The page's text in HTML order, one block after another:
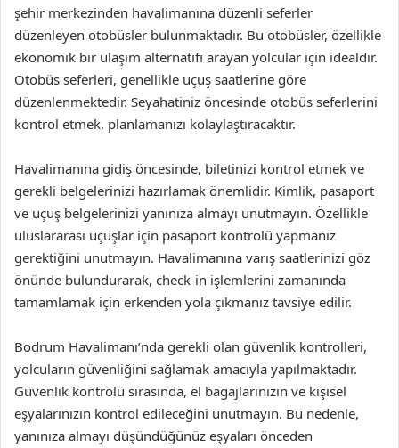
şehir merkezinden havalimanına düzenli seferler
düzenleyen otobüsler bulunmaktadır. Bu otobüsler, özellikle
ekonomik bir ulaşım alternatifi arayan yolcular için idealdir.
Otobüs seferleri, genellikle uçuş saatlerine göre
düzenlenmektedir. Seyahatiniz öncesinde otobüs seferlerini
kontrol etmek, planlamanızı kolaylaştıracaktır.
Havalimanına gidiş öncesinde, biletinizi kontrol etmek ve
gerekli belgelerinizi hazırlamak önemlidir. Kimlik, pasaport
ve uçuş belgelerinizi yanınıza almayı unutmayın. Özellikle
uluslararası uçuşlar için pasaport kontrolü yapmanız
gerektiğini unutmayın. Havalimanına varış saatlerinizi göz
önünde bulundurarak, check-in işlemlerini zamanında
tamamlamak için erkenden yola çıkmanız tavsiye edilir.
Bodrum Havalimanı’nda gerekli olan güvenlik kontrolleri,
yolcuların güvenliğini sağlamak amacıyla yapılmaktadır.
Güvenlik kontrolü sırasında, el bagajlarınızın ve kişisel
eşyalarınızın kontrol edileceğini unutmayın. Bu nedenle,
yanınıza almayı düşündüğünüz eşyaları önceden